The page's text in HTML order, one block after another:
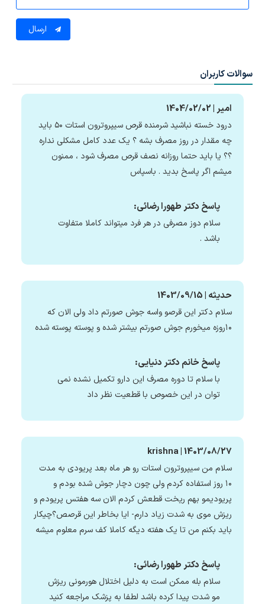
ارسال
سوالات کاربران
امیر | 1404/02/02
درود خسته نباشید شرمنده قرص سیپروترون استات ۵۰ باید
چه مقدار در روز مصرف بشه ؟ یک عدد کامل مشکلی نداره
؟؟ یا باید حتما روزانه نصف قرص مصرف شود ، ممنون
میشم اگر پاسخ بدید . باسپاس
پاسخ دکتر طهورا رضائی:
سلام دوز مصرفی در هر فرد میتواند کاملا متفاوت
باشد .
حدیثه | 1403/09/15
سلام دکتر این قرصو واسه جوش صورتم داد ولی الان که
۱۰روزه میخورم جوش صورتم بیشتر شده و پوسته پوسته شده
پاسخ خانم دکتر دنیایی:
با سلام تا دوره مصرف این دارو تکمیل نشده نمی
توان در این خصوص با قطعیت نظر داد
krishna | 1403/08/27
سلام من سیپروترون استات رو هر ماه بعد پریودی به مدت
۱۰ روز استفاده کردم ولی چون دچار جوش شده بودم و
پریودیمو بهم ریخت قطعش کردم الان سه هفتس پریودم و
ریزش موی به شدت زیاد دارم- ایا بخاطر این قرصص؟چیکار
باید بکنم من تا یک هفته دیگه کاملا کف سرم معلوم میشه
پاسخ دکتر طهورا رضائی:
سلام بله ممکن است به دلیل اختلال هورمونی ریزش
مو شدت پیدا کرده باشد لطفا به پزشک مراجعه کنید